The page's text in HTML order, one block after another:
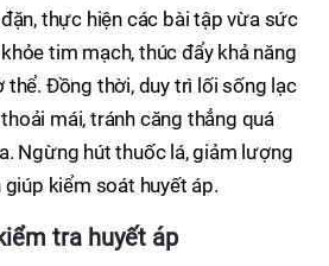
thực hiện các bài tập vừa sức
tim mạch, thúc đẩy khả năng
thể. Đồng thời, duy trì lối sống lạc
mái, tránh căng thẳng quá
Ngừng hút thuốc lá, giảm lượng
kiểm soát huyết áp.
tra huyết áp